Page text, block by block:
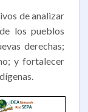
de analizar
los pueblos
derechas;
y fortalecer